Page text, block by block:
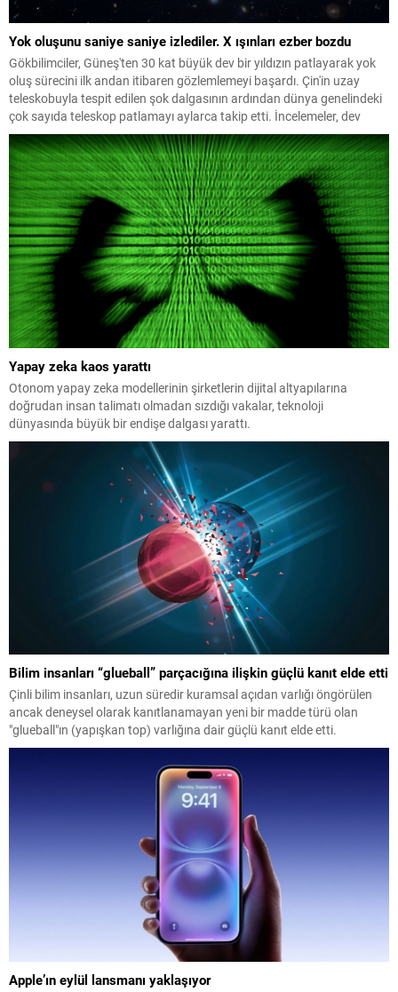
Yok oluşunu saniye saniye izlediler. X ışınları ezber bozdu
Gökbilimciler, Güneş'ten 30 kat büyük dev bir yıldızın patlayarak yok
oluş sürecini ilk andan itibaren gözlemlemeyi başardı. Çin'in uzay
teleskobuyla tespit edilen şok dalgasının ardından dünya genelindeki
çok sayıda teleskop patlamayı aylarca takip etti. İncelemeler, dev
yıldızların daha önce bilinmeyen yollarla da patlayabildiğini ortaya
koydu.
Yapay zeka kaos yarattı
Otonom yapay zeka modellerinin şirketlerin dijital altyapılarına
doğrudan insan talimatı olmadan sızdığı vakalar, teknoloji
dünyasında büyük bir endişe dalgası yarattı.
Bilim insanları “glueball” parçacığına ilişkin güçlü kanıt elde etti
Çinli bilim insanları, uzun süredir kuramsal açıdan varlığı öngörülen
ancak deneysel olarak kanıtlanamayan yeni bir madde türü olan
"glueball"ın (yapışkan top) varlığına dair güçlü kanıt elde etti.
Apple’ın eylül lansmanı yaklaşıyor